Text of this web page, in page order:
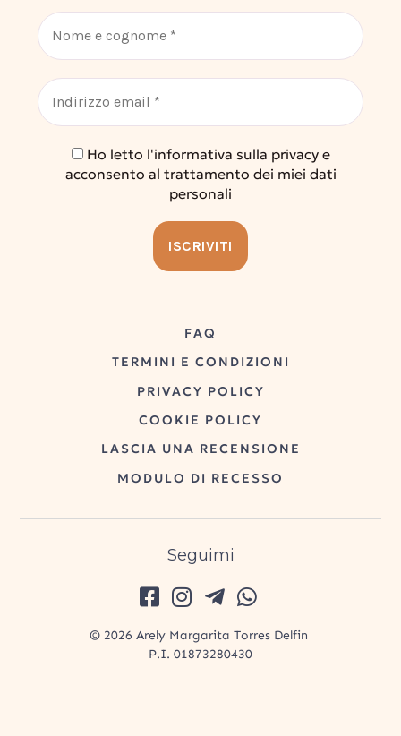
Ho letto l'informativa sulla privacy e
acconsento al trattamento dei miei dati
personali
FAQ
TERMINI E CONDIZIONI
PRIVACY POLICY
COOKIE POLICY
LASCIA UNA RECENSIONE
MODULO DI RECESSO
Seguimi
© 2026 Arely Margarita Torres Delfin
P.I. 01873280430